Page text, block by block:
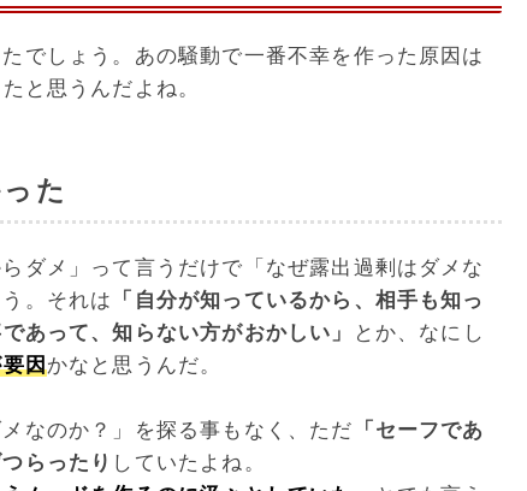
でしょう。あの騒動で一番不幸を作った原因は
と思うんだよね。
た
ダメ」って言うだけで「なぜ露出過剰はダメな
。それは 「自分が知っているから、相手も知っ
あって、知らない方がおかしい」
とか、なにし
因かなと思うんだ。
なのか？」を探る事もなく、ただ 「セーフであ
らったり していたよね。